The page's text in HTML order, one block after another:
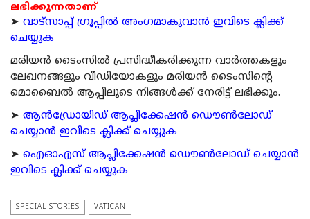
ലഭിക്കുന്നതാണ്
➤ വാട്സാപ്പ് ഗ്രൂപ്പിൽ അംഗമാകുവാൻ ഇവിടെ ക്ലിക്ക്
ചെയ്യുക
മരിയന്‍ ടൈംസില്‍ പ്രസിദ്ധീകരിക്കുന്ന വാര്‍ത്തകളും
ലേഖനങ്ങളും വീഡിയോകളും മരിയന്‍ ടൈംസിന്റെ
മൊബൈല്‍ ആപ്പിലൂടെ നിങ്ങള്‍ക്ക് നേരിട്ട് ലഭിക്കും.
➤ ആന്‍ഡ്രോയിഡ് ആപ്ലിക്കേഷന്‍ ഡൌണ്‍ലോഡ്
ചെയ്യാന്‍ ഇവിടെ ക്ലിക്ക് ചെയ്യുക
➤ ഐഓഎസ് ആപ്ലിക്കേഷന്‍ ഡൌണ്‍ലോഡ് ചെയ്യാന്‍
ഇവിടെ ക്ലിക്ക് ചെയ്യുക
SPECIAL STORIES VATICAN